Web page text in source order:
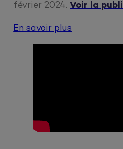
février 2024. Voir la
En savoir plus